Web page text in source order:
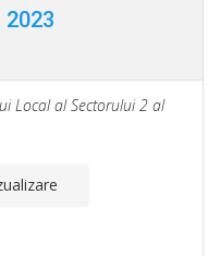
Local al Sectorului 2 al